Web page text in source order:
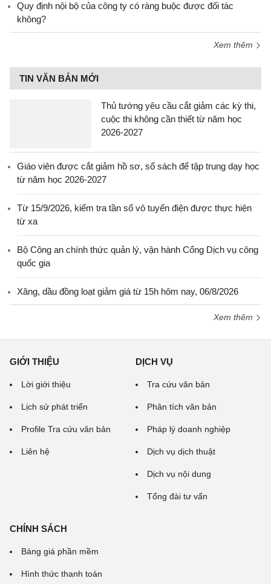
Quy định nội bộ của công ty có ràng buộc được đối tác
không?
Xem thêm
TIN VĂN BẢN MỚI
Thủ tướng yêu cầu cắt giảm các kỳ thi,
cuộc thi không cần thiết từ năm học
2026-2027
Giáo viên được cắt giảm hồ sơ, sổ sách để tập trung dạy học
từ năm học 2026-2027
Từ 15/9/2026, kiểm tra tần số vô tuyến điện được thực hiện
từ xa
Bộ Công an chính thức quản lý, vận hành Cổng Dịch vụ công
quốc gia
Xăng, dầu đồng loạt giảm giá từ 15h hôm nay, 06/8/2026
Xem thêm
GIỚI THIỆU
Lời giới thiệu
Lịch sử phát triển
Profile Tra cứu văn bản
Liên hệ
DỊCH VỤ
Tra cứu văn bản
Phân tích văn bản
Pháp lý doanh nghiệp
Dịch vụ dịch thuật
Dịch vụ nội dung
Tổng đài tư vấn
CHÍNH SÁCH
Bảng giá phần mềm
Hình thức thanh toán